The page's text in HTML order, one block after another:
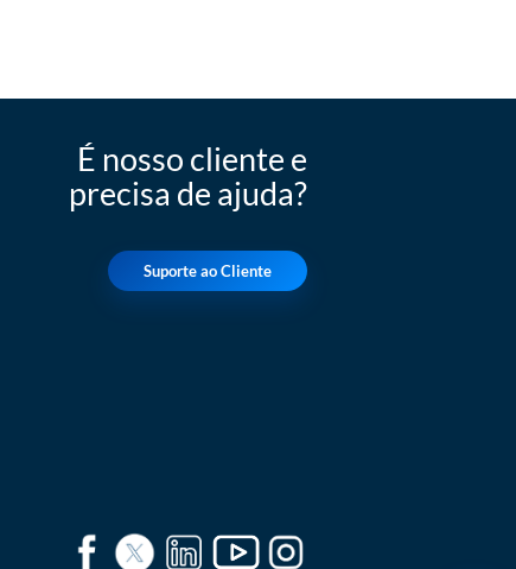
É nosso cliente e
precisa de ajuda?
Suporte ao Cliente